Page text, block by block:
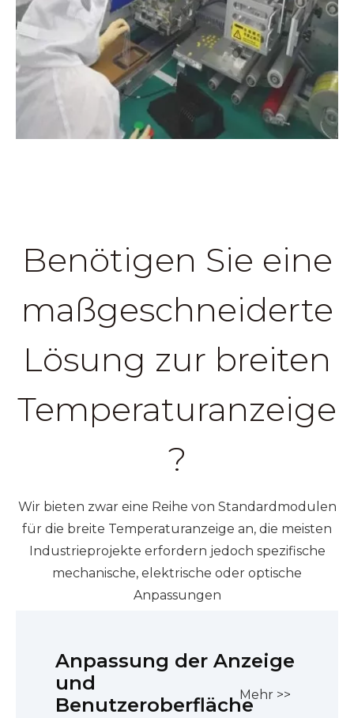
Benötigen Sie eine
maßgeschneiderte
Lösung zur breiten
Temperaturanzeige
?
Wir bieten zwar eine Reihe von Standardmodulen
für die breite Temperaturanzeige an, die meisten
Industrieprojekte erfordern jedoch spezifische
mechanische, elektrische oder optische
Anpassungen
Anpassung der Anzeige
und
BenutzeroberflächeMehr >>